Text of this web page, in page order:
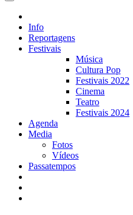
Info
Reportagens
Festivais
Música
Cultura Pop
Festivais 2022
Cinema
Teatro
Festivais 2024
Agenda
Media
Fotos
Vídeos
Passatempos